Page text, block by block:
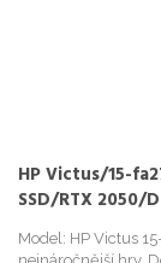
HP Victus/15-
SSD/RTX 2050/
Model: HP Victus